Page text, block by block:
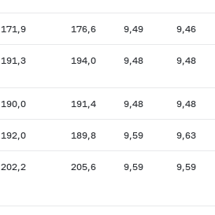
171,9 176,6 9,49 9,46
191,3 194,0 9,48 9,48
190,0 191,4 9,48 9,48
192,0 189,8 9,59 9,63
202,2 205,6 9,59 9,59